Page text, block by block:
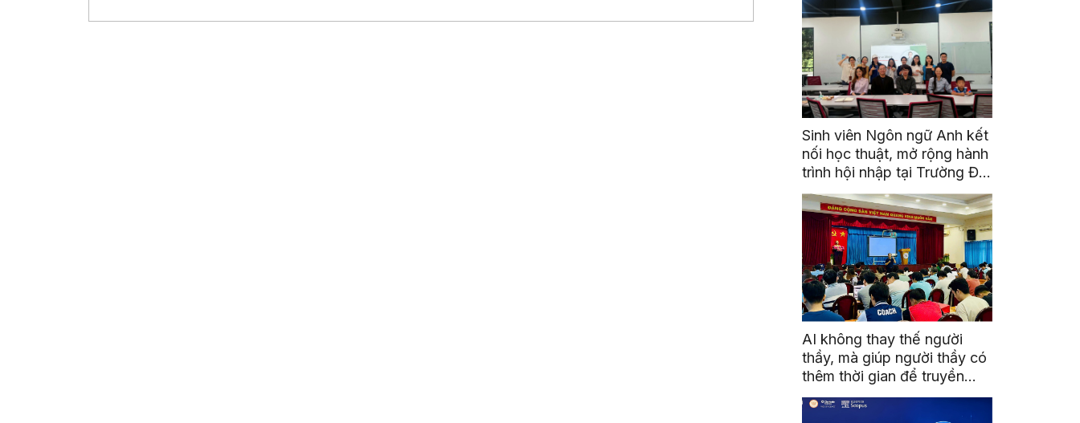
Sinh viên Ngôn ngữ Anh kết
nối học thuật, mở rộng hành
trình hội nhập tại Trường Đại
học Quốc gia Malaysia
AI không thay thế người
thầy, mà giúp người thầy có
thêm thời gian để truyền
cảm hứng